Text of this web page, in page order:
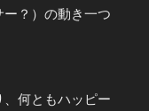
？）の動き一つ
何ともハッピー